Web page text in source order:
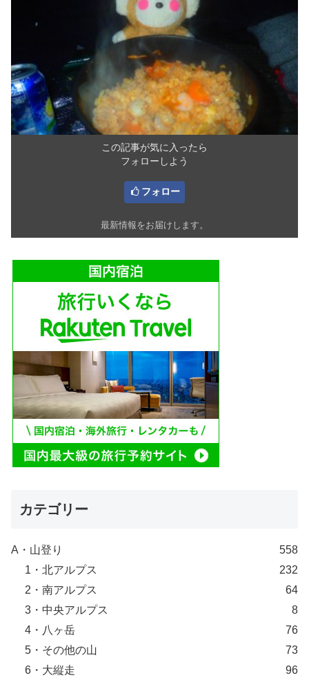
この記事が気に入ったら
フォローしよう
フォロー
最新情報をお届けします。
カテゴリー
A・山登り
558
1・北アルプス
232
2・南アルプス
64
3・中央アルプス
8
4・八ヶ岳
76
5・その他の山
73
6・大縦走
96